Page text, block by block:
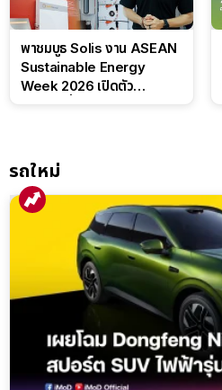
พาชมบูธ Solis งาน ASEAN
Sustainable Energy
Week 2026 เปิดตัว
รถใหม่